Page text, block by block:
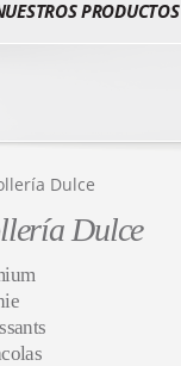
PRODUCTOS
Dulce